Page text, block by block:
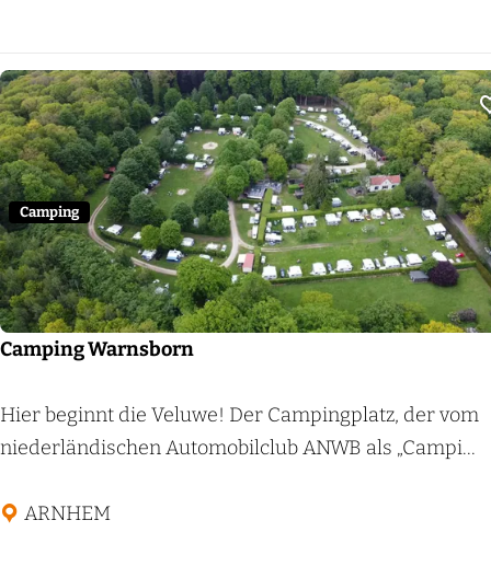
g
o
e
d
d
e
P
a
n
v
e
Camping Warnsborn
C
a
p
Hier beginnt die Veluwe! Der Campingplatz, der vom
niederländischen Automobilclub ANWB als „Campi...
ARNHEM
Camping